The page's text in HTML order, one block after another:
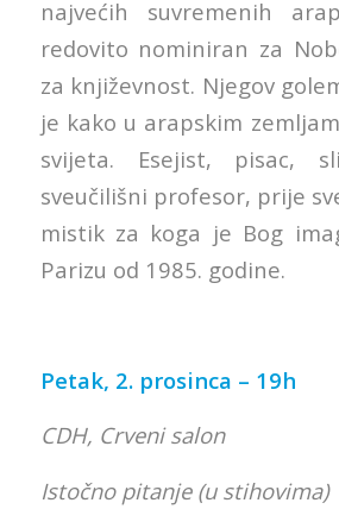
najvećih suvremenih
redovito nominiran za
za književnost. Njegov
je kako u arapskim
svijeta. Esejist, pisac,
sveučilišni profesor, prije
mistik za koga je Bog
Parizu od 1985. godine.
Petak, 2. prosinca – 19h
CDH, Crveni salon
Istočno pitanje (u stihovima)